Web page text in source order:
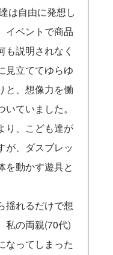
は自由に発想し
イベントで商品
も説明されなく
見立ててゆらゆ
と、想像力を働
ていました。
り、こども達が
が、ダスブレッ
を動かす遊具と
揺れるだけで想
私の両親(70代)
なってしまった